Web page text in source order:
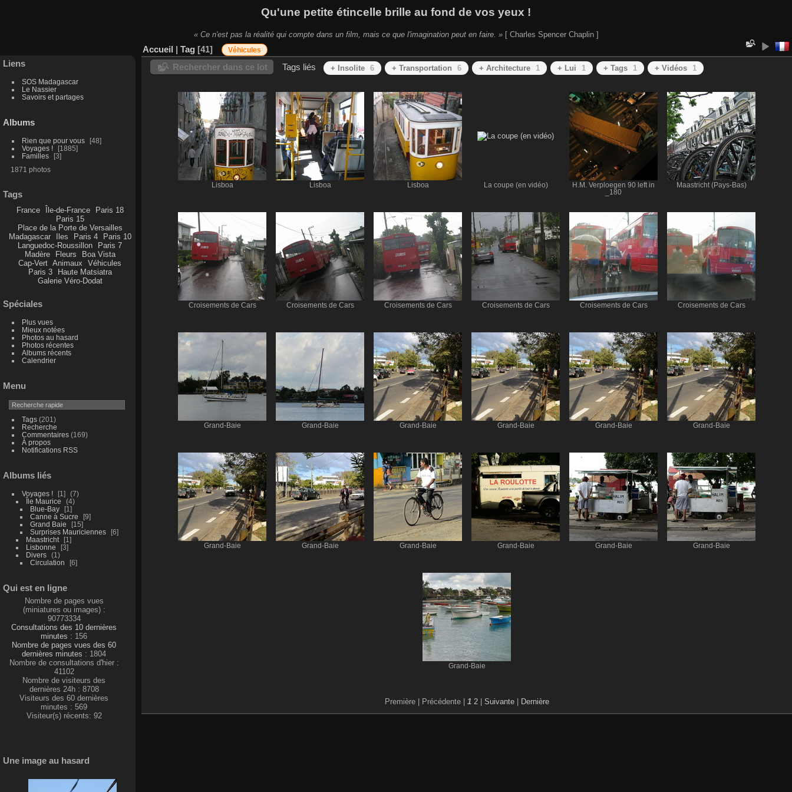
Qu'une petite étincelle brille au fond de vos yeux !
« Ce n'est pas la réalité qui compte dans un film, mais ce que l'imagination peut en faire. »[ Charles Spencer Chaplin ]
Liens
SOS Madagascar
Le Nassier
Savoirs et partages
Albums
Rien que pour vous
48
Voyages !
1885
Familles
3
1871 photos
Tags
France Île-de-France
Paris 18
Paris 15
Place de la Porte de Versailles
Madagascar
Iles Paris 4
Paris 10
Languedoc-Roussillon
Paris 7
Madère
Fleurs
Boa Vista
Cap-Vert Animaux
Véhicules
Paris 3
Haute Matsiatra
Galerie Véro-Dodat
Spéciales
Plus vues
Mieux notées
Photos au hasard
Photos récentes
Albums récents
Calendrier
Menu
Tags(201)
Recherche
Commentaires(169)
À propos
Notifications RSS
Albums liés
Voyages ! 1
7
Île Maurice
4
Blue-Bay
1
Canne à Sucre
9
Grand Baie
15
Surprises Mauriciennes
6
Maastricht
1
Lisbonne
3
Divers
1
Circulation
6
Qui est en ligne
Nombre de pages vues
(miniatures ou images) :
90773334
Consultations des 10 dernières
minutes : 156
Nombre de pages vues des 60
dernières minutes : 1804
Nombre de consultations d'hier :
41102
Nombre de visiteurs des
dernières 24h : 8708
Visiteurs des 60 dernières
minutes : 569
Visiteur(s) récents: 92
Une image au hasard
Accueil | Tag 41 Véhicules
Rechercher dans ce lot Tags liés + Insolite 6 + Transportation 6 + Architecture 1 + Lui 1 + Tags 1 + Vidéos 1
Lisboa Lisboa Lisboa La coupe (en vidéo)
H.M. Verploegen 90 left in
_180
Maastricht (Pays-Bas)
Croisements de Cars Croisements de Cars Croisements de Cars Croisements de Cars Croisements de Cars Croisements de Cars
Grand-Baie Grand-Baie Grand-Baie Grand-Baie Grand-Baie Grand-Baie
Grand-Baie Grand-Baie Grand-Baie Grand-Baie Grand-Baie Grand-Baie
Grand-Baie
Première | Précédente | 1 2 Suivante Dernière